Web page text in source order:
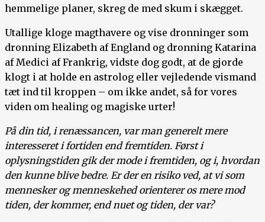
hemmelige planer, skreg de med skum i skægget.
Utallige kloge magthavere og vise dronninger som
dronning Elizabeth af England og dronning Katarina
af Medici af Frankrig, vidste dog godt, at de gjorde
klogt i at holde en astrolog eller vejledende vismand
tæt ind til kroppen – om ikke andet, så for vores
viden om healing og magiske urter!
På din tid, i renæssancen, var man generelt mere
interesseret i fortiden end fremtiden. Først i
oplysningstiden gik der mode i fremtiden, og i, hvordan
den kunne blive bedre. Er der en risiko ved, at vi som
mennesker og menneskehed orienterer os mere mod
tiden, der kommer, end nuet og tiden, der var?